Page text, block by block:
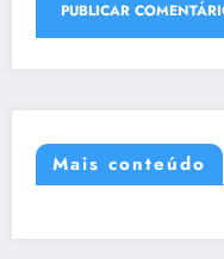
Mais conteúdo